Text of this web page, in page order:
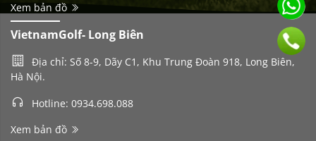
Xem bản đồ
VietnamGolf- Long Biên
Địa chỉ: Số 8-9, Dãy C1, Khu Trung Đoàn 918, Long Biên,
Hà Nội.
Hotline: 0934.698.088
Xem bản đồ